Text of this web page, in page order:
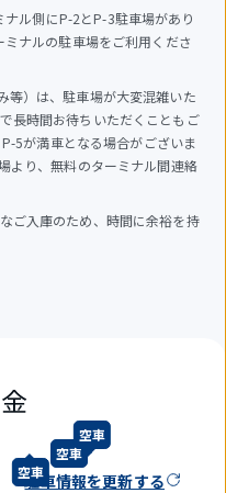
ル側にP-2とP-3駐車場があり
ナルの駐車場をご利用くださ
等）は、駐車場が大変混雑いた
長時間お待ちいただくこともご
5が満車となる場合がございま
より、無料のターミナル間連絡
ご入庫のため、時間に余裕を持
空車
空車
空車
駐車情報を更新する